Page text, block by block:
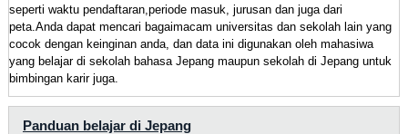
seperti waktu pendaftaran,periode masuk, jurusan dan juga dari
peta.Anda dapat mencari bagaimacam universitas dan sekolah lain yang
cocok dengan keinginan anda, dan data ini digunakan oleh mahasiwa
yang belajar di sekolah bahasa Jepang maupun sekolah di Jepang untuk
bimbingan karir juga.
Panduan belajar di Jepang